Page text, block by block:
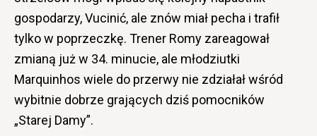
gospodarzy, Vucinić, ale znów miał pecha i trafił
tylko w poprzeczkę. Trener Romy zareagował
zmianą już w 34. minucie, ale młodziutki
Marquinhos wiele do przerwy nie zdziałał wśród
wybitnie dobrze grających dziś pomocników
„Starej Damy”.